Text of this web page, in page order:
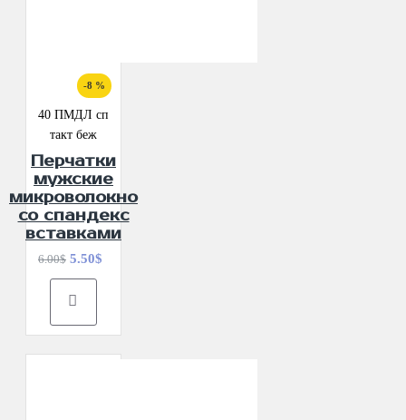
-8 %
40 ПМДЛ сп
такт беж
Перчатки
мужские
микроволокно
со спандекс
вставками
6.00$ 5.50$